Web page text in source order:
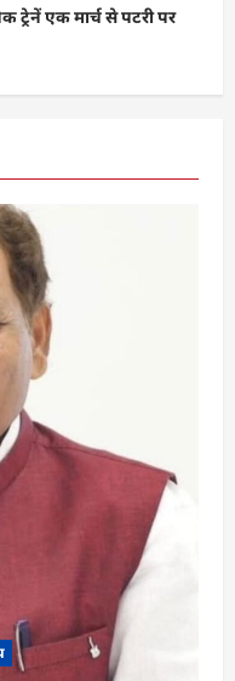
एक मार्च से पटरी पर